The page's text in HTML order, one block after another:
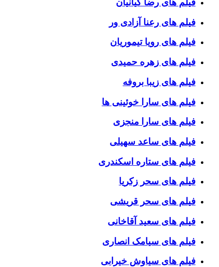
فیلم های رضا کیانیان
فیلم های رعنا آزادی ور
فیلم های رویا تیموریان
فیلم های زهره حمیدی
فیلم های زیبا بروفه
فیلم های سارا خوئینی ها
فیلم های سارا منجزی
فیلم های ساعد سهیلی
فیلم های ستاره اسکندری
فیلم های سحر زکریا
فیلم های سحر قریشی
فیلم های سعید آقاخانی
فیلم های سیامک انصاری
فیلم های سیاوش خیرابی